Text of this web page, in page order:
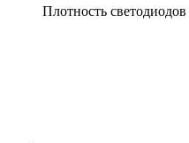
Плотность светодиодов